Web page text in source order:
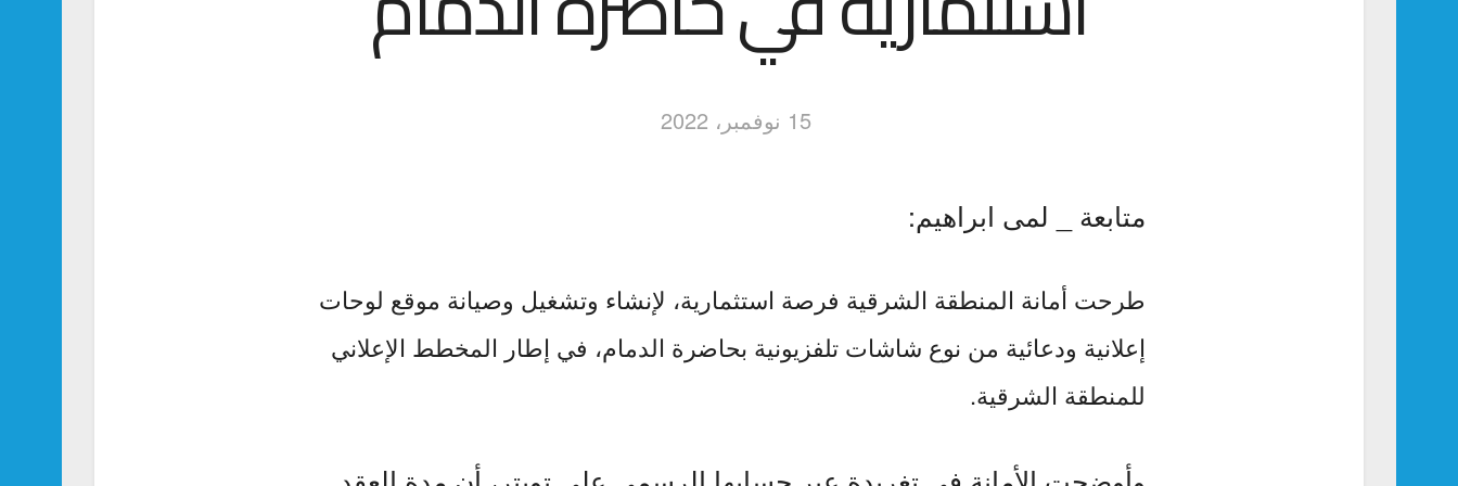
15 نوفمبر، 2022
متابعة _ لمى ابراهيم:
طرحت أمانة المنطقة الشرقية فرصة استثمارية، لإنشاء وتشغيل وصيانة موقع لوحات
إعلانية ودعائية من نوع شاشات تلفزيونية بحاضرة الدمام، في إطار المخطط الإعلاني
للمنطقة الشرقية.